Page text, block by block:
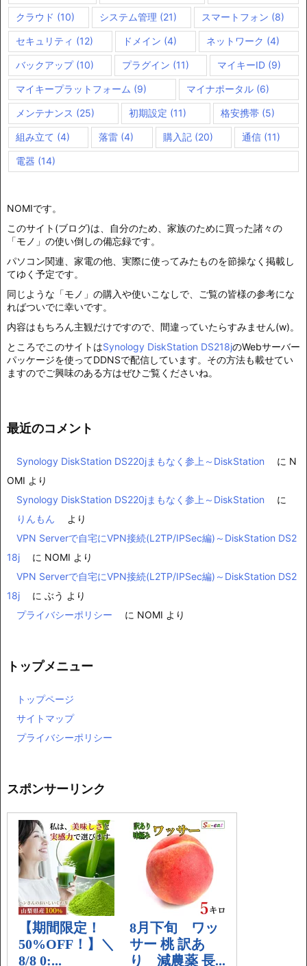
クラウド (10) システム管理 (21) スマートフォン (8)
セキュリティ (12) ドメイン (4) ネットワーク (4)
バックアップ(10) プラグイン (11) マイキーID (9)
マイキープラットフォーム (9) マイナポータル (6)
メンテナンス (25) 初期設定 (11) 格安携帯 (5)
組み立て (4) 落雷 (4) 購入記(20) 通信(11)
電器 (14)
NOMIです。
このサイト(ブログ)は、自分のため、家族のために買った諸々の
「モノ」の使い倒しの備忘録です。
パソコン関連、家電の他、実際に使ってみたものを節操なく掲載し
てゆく予定です。
同じような「モノ」の購入や使いこなしで、ご覧の皆様の参考にな
ればついでに幸いです。
内容はもちろん主観だけですので、間違っていたらすみません(w)。
ところでこのサイトはSynology DiskStation DS218jのWebサーバー
パッケージを使ってDDNSで配信しています。その方法も載せてい
ますのでご興味のある方はぜひご覧くださいね。
最近のコメント
Synology DiskStation DS220jまもなく参上～DiskStation に N
OMI より
Synology DiskStation DS220jまもなく参上～DiskStation
に
りんもん
より
VPN Serverで自宅にVPN接続(L2TP/IPSec編)～DiskStation DS2
18j
に NOMI より
VPN Serverで自宅にVPN接続(L2TP/IPSec編)～DiskStation DS2
18j
に ぶう より
プライバシーポリシー
に NOMI より
トップメニュー
トップページ
サイトマップ
プライバシーポリシー
スポンサーリンク